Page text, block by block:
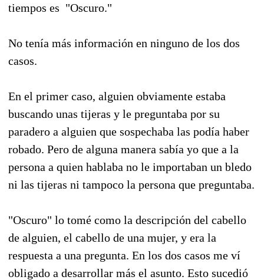
tiempos es "Oscuro."
No tenía más información en ninguno de los dos
casos.
En el primer caso, alguien obviamente estaba
buscando unas tijeras y le preguntaba por su
paradero a alguien que sospechaba las podía haber
robado. Pero de alguna manera sabía yo que a la
persona a quien hablaba no le importaban un bledo
ni las tijeras ni tampoco la persona que preguntaba.
"Oscuro" lo tomé como la descripción del cabello
de alguien, el cabello de una mujer, y era la
respuesta a una pregunta. En los dos casos me ví
obligado a desarrollar más el asunto. Esto sucedió